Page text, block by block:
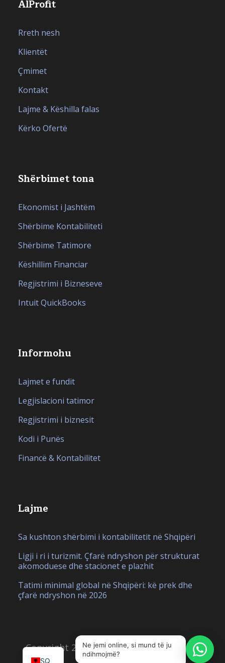
AlProfit
Rreth nesh
Klientët
Çmimet
Kontakt
Lajme & Këshilla falas
Kërko Ofertë
Shërbimet tona
Ekonomist i Jashtëm
Shërbime Kontabiliteti
Shërbime Tatimore
Këshillim Financiar
Regjistrimi i Bizneseve
Intuit QuickBooks
Informohu
Lajmet e fundit
Legjislacioni tatimor
Regjistrimi i biznesit
Kodi i Punës
Financë & Kontabilitet
Lajme
Sa kushton shërbimi i kontabilitetit në Shqipëri
Ligji i ri i turizmit. Çfarë ndryshon për strukturat
akomoduese dhe stacionet e plazhit
Tatimi minimal global në Shqipëri: kë prek dhe
çfarë ndryshon në 2026
Copyright 2026, Krijuar ngaHello Studio
SQ
EN
Ne jemi online, si mund të ju
ndihmojmë?